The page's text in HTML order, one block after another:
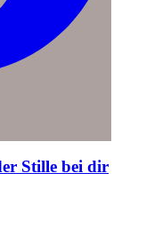
Stille bei dir